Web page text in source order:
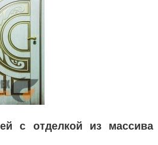
с отделкой из массива